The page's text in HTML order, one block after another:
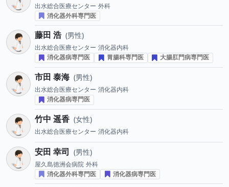
出水総合医療センター 外科
消化器外科専門医
藤田 浩 男性
出水総合医療センター 消化器内科
消化器病専門医
胃腸科専門医 大腸肛門病専門医
市田 泰海 男性
出水総合医療センター 消化器内科
消化器病専門医
竹中 遥香 女性
出水総合医療センター 消化器内科
安田 幸司 男性
屋久島徳洲会病院 外科
消化器外科専門医
消化器病専門医